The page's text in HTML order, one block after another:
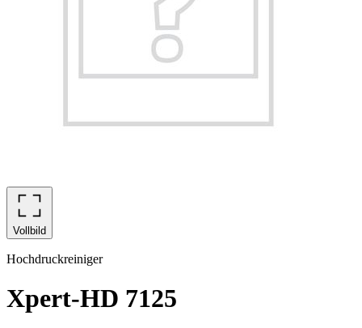
Vollbild
Hochdruckreiniger
Xpert-HD 7125